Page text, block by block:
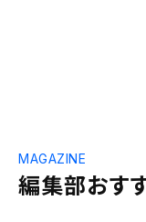
編集部おす
MAGAZINE